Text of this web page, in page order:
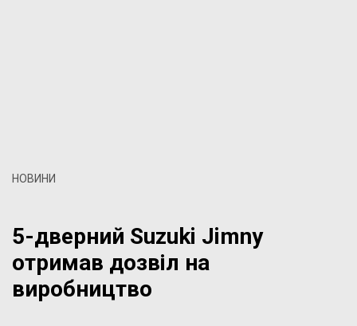
НОВИНИ
5-дверний Suzuki Jimny
отримав дозвіл на
виробництво